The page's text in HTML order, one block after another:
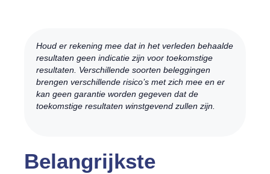
Houd er rekening mee dat in het verleden behaalde
resultaten geen indicatie zijn voor toekomstige
resultaten. Verschillende soorten beleggingen
brengen verschillende risico’s met zich mee en er
kan geen garantie worden gegeven dat de
toekomstige resultaten winstgevend zullen zijn.
Belangrijkste